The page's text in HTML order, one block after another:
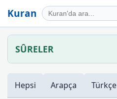
Kuran
SÛRELER
Hepsi Arapça Türkçe